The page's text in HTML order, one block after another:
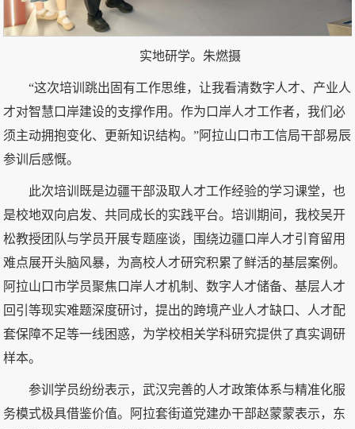
实地研学。朱燃摄
“这次培训跳出固有工作思维，让我看清数字人才、产业人
才对智慧口岸建设的支撑作用。作为口岸人才工作者，我们必
须主动拥抱变化、更新知识结构。”阿拉山口市工信局干部易辰
参训后感慨。
此次培训既是边疆干部汲取人才工作经验的学习课堂，也
是校地双向启发、共同成长的实践平台。培训期间，我校吴开
松教授团队与学员开展专题座谈，围绕边疆口岸人才引育留用
难点展开头脑风暴，为高校人才研究积累了鲜活的基层案例。
阿拉山口市学员聚焦口岸人才机制、数字人才储备、基层人才
回引等现实难题深度研讨，提出的跨境产业人才缺口、人才配
套保障不足等一线困惑，为学校相关学科研究提供了真实调研
样本。
参训学员纷纷表示，武汉完善的人才政策体系与精准化服
务模式极具借鉴价值。阿拉套街道党建办干部赵蒙蒙表示，东